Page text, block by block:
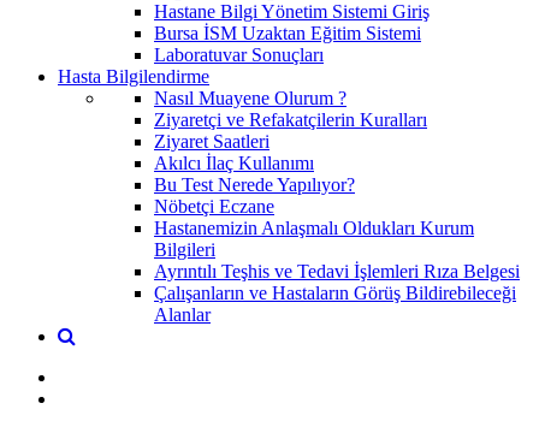
Hastane Bilgi Yönetim Sistemi Giriş
Bursa İSM Uzaktan Eğitim Sistemi
Laboratuvar Sonuçları
Hasta Bilgilendirme
Nasıl Muayene Olurum ?
Ziyaretçi ve Refakatçilerin Kuralları
Ziyaret Saatleri
Akılcı İlaç Kullanımı
Bu Test Nerede Yapılıyor?
Nöbetçi Eczane
Hastanemizin Anlaşmalı Oldukları Kurum
Bilgileri
Ayrıntılı Teşhis ve Tedavi İşlemleri Rıza Belgesi
Çalışanların ve Hastaların Görüş Bildirebileceği
Alanlar